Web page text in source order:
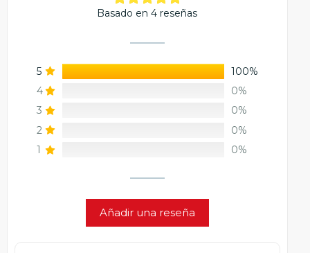
Basado en 4 reseñas
5
100%
4
0%
3
0%
2
0%
1
0%
Añadir una reseña